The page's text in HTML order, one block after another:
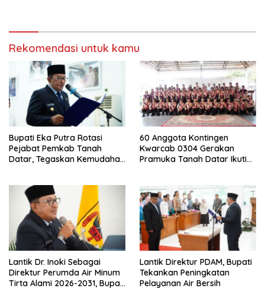
Rekomendasi untuk kamu
Bupati Eka Putra Rotasi
Pejabat Pemkab Tanah
Datar, Tegaskan Kemudahan
60 Anggota Kontingen
Kwarcab 0304 Gerakan
Pramuka Tanah Datar Ikuti
Lantik Dr. Inoki Sebagai
Direktur Perumda Air Minum
Tirta Alami 2026-2031, Bupati
Lantik Direktur PDAM, Bupati
Tekankan Peningkatan
Pelayanan Air Bersih